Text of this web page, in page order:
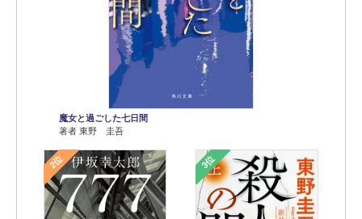
魔女と過ごした七日間
著者 東野 圭吾
2位 3位